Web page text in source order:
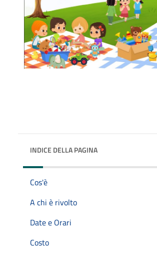
INDICE DELLA PAGINA
Cos'è
A chi è rivolto
Date e Orari
Costo